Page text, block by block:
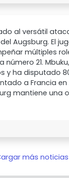
al versátil
Augsburg. El
múltiples
número 21.
y ha disputado
a Francia
mantiene una
más noticias